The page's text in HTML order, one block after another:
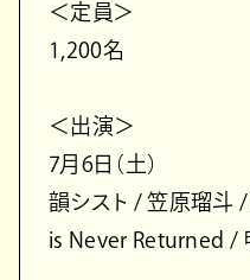
＜定員＞
1,200名
＜出演＞
7月6日（土）
韻シスト / 笠原瑠斗
is Never Returned /